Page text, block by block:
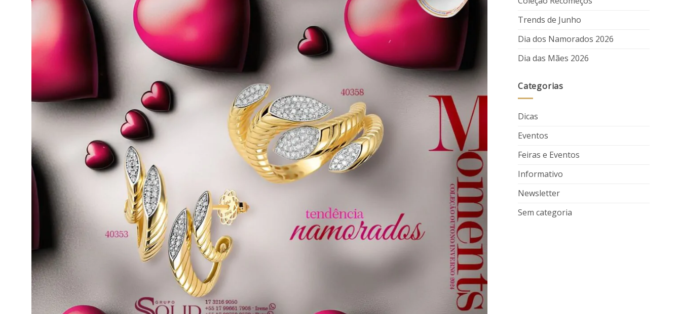
Trends de Junho
Dia dos Namorados 2026
Dia das Mães 2026
Categorias
Dicas
Eventos
Feiras e Eventos
Informativo
Newsletter
Sem categoria